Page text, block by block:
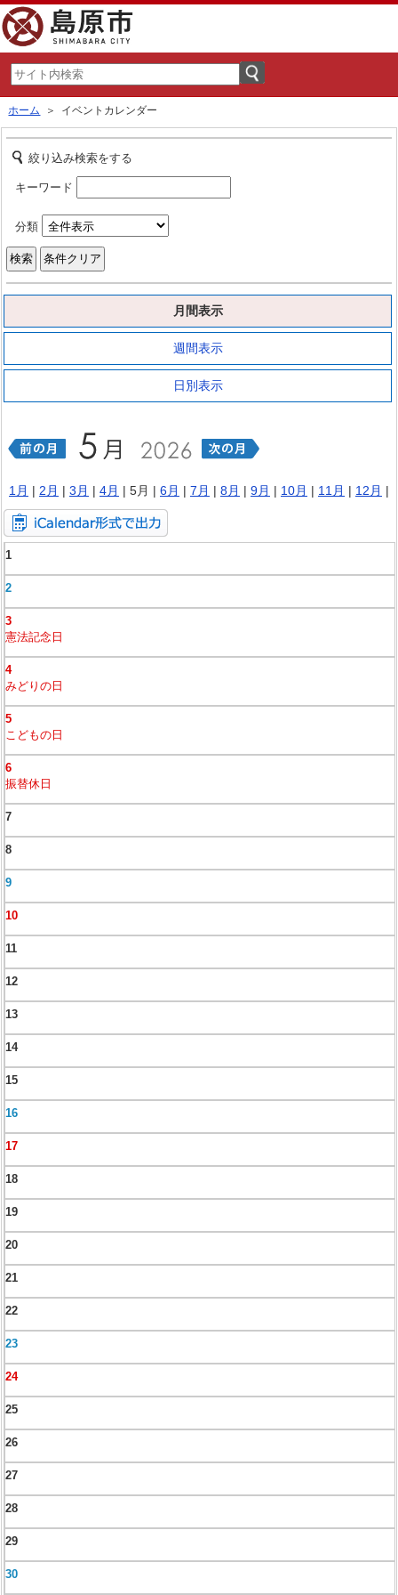
ホーム ＞ イベントカレンダー
絞り込み検索をする
キーワード
分類
月間表示
週間表示
日別表示
1月 | 2月 | 3月 | 4月 | 5月 | 6月 | 7月 | 8月 | 9月 | 10月 | 11月 | 12月 |
1
2
3
憲法記念日
4
みどりの日
5
こどもの日
6
振替休日
7
8
9
10
11
12
13
14
15
16
17
18
19
20
21
22
23
24
25
26
27
28
29
30